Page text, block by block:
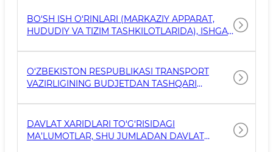
BO‘SH ISH O‘RINLARI (MARKAZIY APPARAT,
HUDUDIY VA TIZIM TASHKILOTLARIDA), ISHGA
QO‘YILADIGAN TALABLAR VA TAQDIM
QILINISHI LOZIM BO‘LGAN HUJJATLAR
TO‘G‘RISIDAGI MA’LUMOTLAR
O‘ZBEKISTON RESPUBLIKASI TRANSPORT
VAZIRLIGINING BUDJETDAN TASHQARI
REJALASHTIRILGAN TOVARLAR (ISHLAR,
XIZMATLAR) TO‘G‘RISIDA MA'LUMOT
DAVLAT XARIDLARI TO‘G‘RISIDAGI
MA’LUMOTLAR, SHU JUMLADAN DAVLAT